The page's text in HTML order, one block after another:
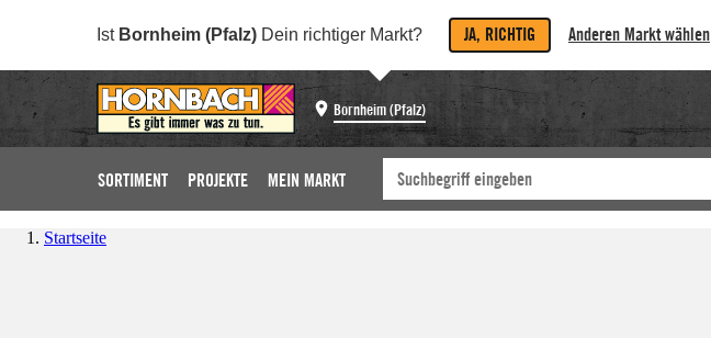
Ist Bornheim (Pfalz) Dein richtiger Markt? JA, RICHTIG Anderen Markt wählen
Bornheim (Pfalz)
SORTIMENT PROJEKTE MEIN MARKT
Startseite